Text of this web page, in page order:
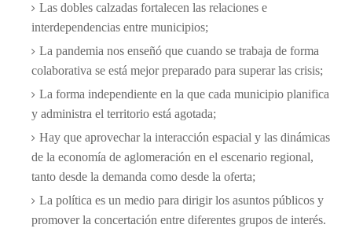
Las dobles calzadas fortalecen las relaciones e
interdependencias entre municipios;
La pandemia nos enseñó que cuando se trabaja de forma
colaborativa se está mejor preparado para superar las crisis;
La forma independiente en la que cada municipio planifica
y administra el territorio está agotada;
Hay que aprovechar la interacción espacial y las dinámicas
de la economía de aglomeración en el escenario regional,
tanto desde la demanda como desde la oferta;
La política es un medio para dirigir los asuntos públicos y
promover la concertación entre diferentes grupos de interés.